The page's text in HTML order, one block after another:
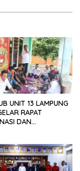
UNIT 13 LAMPUNG
RAPAT
DAN